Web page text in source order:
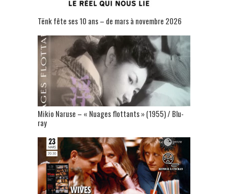
Tënk fête ses 10 ans – de mars à novembre 2026
Mikio Naruse – « Nuages flottants » (1955) / Blu-
ray